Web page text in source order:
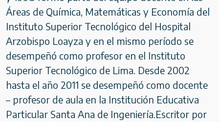
Áreas de Química, Matemáticas y Economía del
Instituto Superior Tecnológico del Hospital
Arzobispo Loayza y en el mismo período se
desempeñó como profesor en el Instituto
Superior Tecnológico de Lima. Desde 2002
hasta el año 2011 se desempeñó como docente
– profesor de aula en la Institución Educativa
Particular Santa Ana de Ingeniería.Escritor por